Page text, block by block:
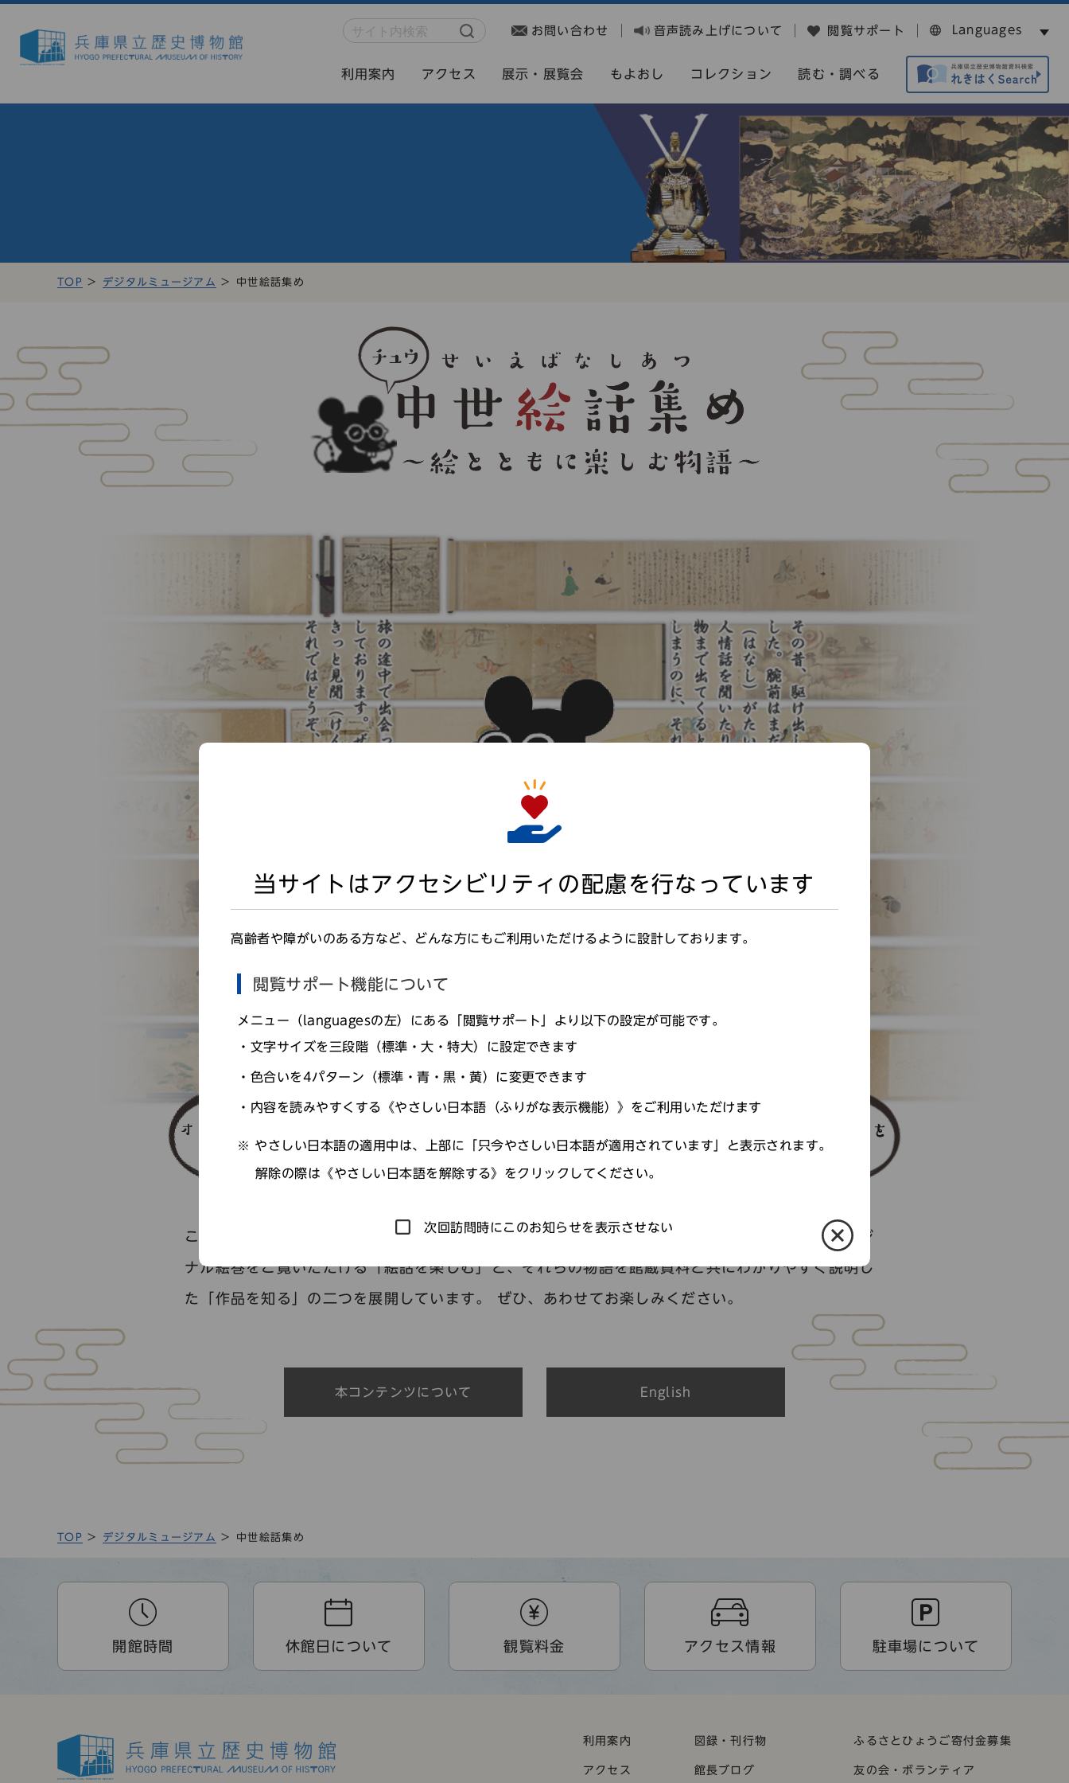
お問い合わせ 音声読み上げについて 閲覧サポート Languages
利用案内 アクセス 展示・展覧会 もよおし コレクション 読む・調べる
TOP デジタルミュージアム 中世絵話集め
絵話を楽しむ 作品を知る
このコンテンツでは、噺家のネズミを案内役に、中世に作られた絵入り物語を集めて構成したオリジ
ナル絵巻をご覧いただける「絵話を楽しむ」と、それらの物語を館蔵資料と共にわかりやすく説明し
た「作品を知る」の二つを展開しています。 ぜひ、あわせてお楽しみください。
本コンテンツ について English
TOP デジタルミュージアム 中世絵話集め
開館時間 休館日について 観覧料金 アクセス情報 駐車場について
当サイトはアクセシビリティの配慮を行なっています
高齢者や障がいのある方など、どんな方にもご利用いただけるように設計しております。
閲覧サポート機能について
メニュー（languagesの左）にある「閲覧サポート」より以下の設定が可能です。
文字サイズを三段階（標準・大・特大）に設定できます
色合いを4パターン（標準・青・黒・黄）に変更できます
内容を読みやすくする《やさしい日本語（ふりがな表示機能）》をご利用いただけます
やさしい日本語の適用中は、上部に「只今やさしい日本語が適用されています」と表示されます。
解除の際は《やさしい日本語を解除する》をクリックしてください。
次回訪問時にこのお知らせを表示させない
利用案内
アクセス
図録・刊行物
館長ブログ
ふるさとひょうご寄付金募集
友の会・ボランティア